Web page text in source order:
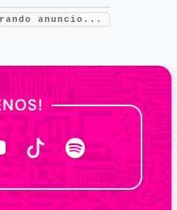
anuncio...